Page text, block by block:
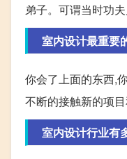
弟子。可谓当时功
室内设计最重要
你会了上面的东西,
不断的接触新的项
室内设计行业有